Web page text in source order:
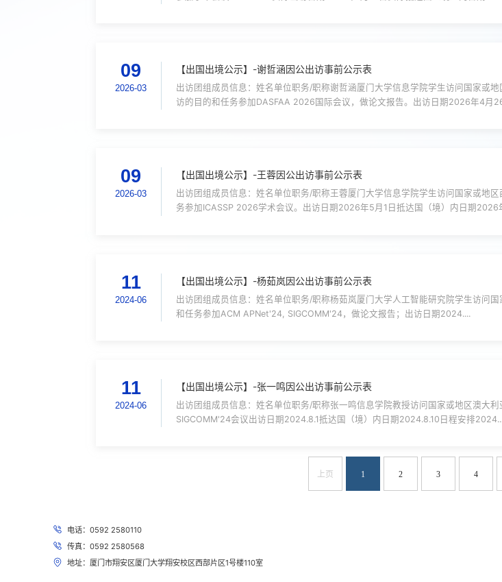
09
2026-03
【出国出境公示】-谢哲涵因公出访事前公示表
出访团组成员信息：姓名单位职务/职称谢哲涵厦门大学信息学院学生访问国家或
访的目的和任务参加DASFAA 2026国际会议，做论文报告。出访日期2026年4
09
2026-03
【出国出境公示】-王蓉因公出访事前公示表
出访团组成员信息：姓名单位职务/职称王蓉厦门大学信息学院学生访问国家或地
务参加ICASSP 2026学术会议。出访日期2026年5月1日抵达国（境）内日期
11
2024-06
【出国出境公示】-杨茹岚因公出访事前公示表
出访团组成员信息：姓名单位职务/职称杨茹岚厦门大学人工智能研究院学生访问
和任务参加ACM APNet'24, SIGCOMM'24，做论文报告；出访日期2024....
11
2024-06
【出国出境公示】-张一鸣因公出访事前公示表
出访团组成员信息：姓名单位职务/职称张一鸣信息学院教授访问国家或地区澳大
SIGCOMM'24会议出访日期2024.8.1抵达国（境）内日期2024.8.10日程安排
上页 1 2 3 4
电话：0592 2580110
传真：0592 2580568
地址：厦门市翔安区厦门大学翔安校区西部片区1号楼110室